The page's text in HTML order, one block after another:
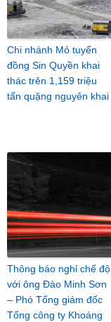
Chi nhánh Mỏ tuyển
đồng Sin Quyền khai
thác trên 1,159 triệu
tấn quặng nguyên khai
Thông báo nghỉ chế độ
với ông Đào Minh Sơn
– Phó Tổng giám đốc
Tổng công ty Khoáng